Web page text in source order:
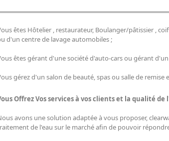
êtes Hôtelier , restaurateur, Boulanger/pâtissier ,
d'un centre de lavage automobiles ;
êtes gérant d'une société d'auto-cars ou gérant
gérez d'un salon de beauté, spas ou salle de remise
Offrez Vos services à vos clients et la qualité
avons une solution adaptée à vous proposer,
de l'eau sur le marché afin de pouvoir